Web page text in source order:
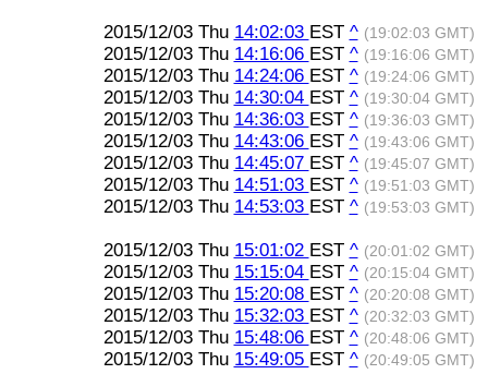
2015/12/03 Thu 14:02:03 EST ^ (19:02:03 GMT)
2015/12/03 Thu 14:16:06 EST ^ (19:16:06 GMT)
2015/12/03 Thu 14:24:06 EST ^ (19:24:06 GMT)
2015/12/03 Thu 14:30:04 EST ^ (19:30:04 GMT)
2015/12/03 Thu 14:36:03 EST ^ (19:36:03 GMT)
2015/12/03 Thu 14:43:06 EST ^ (19:43:06 GMT)
2015/12/03 Thu 14:45:07 EST ^ (19:45:07 GMT)
2015/12/03 Thu 14:51:03 EST ^ (19:51:03 GMT)
2015/12/03 Thu 14:53:03 EST ^ (19:53:03 GMT)
2015/12/03 Thu 15:01:02 EST ^ (20:01:02 GMT)
2015/12/03 Thu 15:15:04 EST ^ (20:15:04 GMT)
2015/12/03 Thu 15:20:08 EST ^ (20:20:08 GMT)
2015/12/03 Thu 15:32:03 EST ^ (20:32:03 GMT)
2015/12/03 Thu 15:48:06 EST ^ (20:48:06 GMT)
2015/12/03 Thu 15:49:05 EST ^ (20:49:05 GMT)